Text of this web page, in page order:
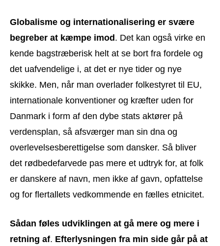
Globalisme og internationalisering er svære
begreber at kæmpe imod. Det kan også virke en
kende bagstræberisk helt at se bort fra fordele og
det uafvendelige i, at det er nye tider og nye
skikke. Men, når man overlader folkestyret til EU,
internationale konventioner og kræfter uden for
Danmark i form af den dybe stats aktører på
verdensplan, så afsværger man sin dna og
overlevelsesberettigelse som dansker. Så bliver
det rødbedefarvede pas mere et udtryk for, at folk
er danskere af navn, men ikke af gavn, opfattelse
og for flertallets vedkommende en fælles etnicitet.
Sådan føles udviklingen at gå mere og mere i
retning af. Efterlysningen fra min side går på at